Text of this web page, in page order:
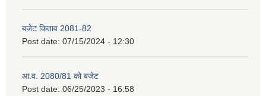
बजेट किताव 2081-82
Post date: 07/15/2024 - 12:30
आ.व. 2080/81 को बजेट
Post date: 06/25/2023 - 16:58